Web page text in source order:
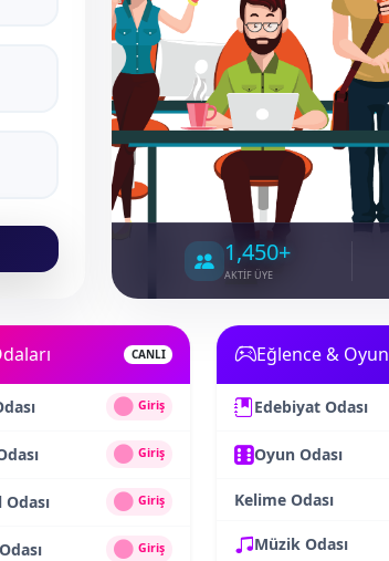
1,450+
AKTİF ÜYE
CANLI
Giriş
Giriş
Giriş
Giriş
Eğlence & Oyun
Edebiyat Odası
Oyun Odası
Kelime Odası
Müzik Odası